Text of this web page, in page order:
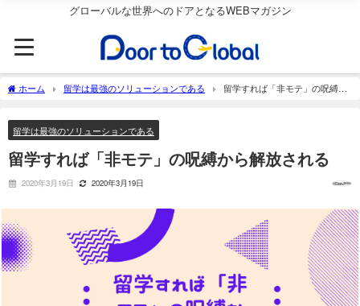
グローバルな世界へのドアとなるWEBマガジン
ホーム 留学は最強のソリューションである
留学すれば「非モテ」の呪縛か
留学は最強のソリューションである
留学すれば「非モテ」の呪縛から解放される
2020年3月19日 2020年3月19日